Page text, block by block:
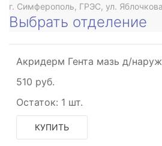
г. Симферополь, ГРЭС, ул.
Выбрать отделение
Акридерм Гента мазь д/
510 руб.
Остаток: 1 шт.
КУПИТЬ